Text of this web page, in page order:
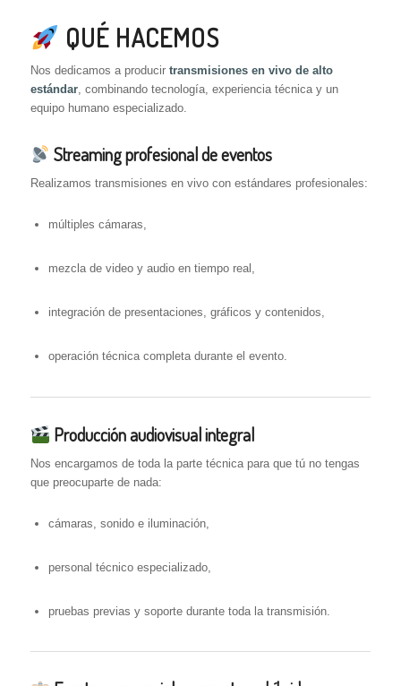
QUÉ HACEMOS
Nos dedicamos a producir transmisiones en vivo de alto
estándar, combinando tecnología, experiencia técnica y un
equipo humano especializado.
Streaming profesional de eventos
Realizamos transmisiones en vivo con estándares profesionales:
múltiples cámaras,
mezcla de video y audio en tiempo real,
integración de presentaciones, gráficos y contenidos,
operación técnica completa durante el evento.
Producción audiovisual integral
Nos encargamos de toda la parte técnica para que tú no tengas
que preocuparte de nada:
cámaras, sonido e iluminación,
personal técnico especializado,
pruebas previas y soporte durante toda la transmisión.